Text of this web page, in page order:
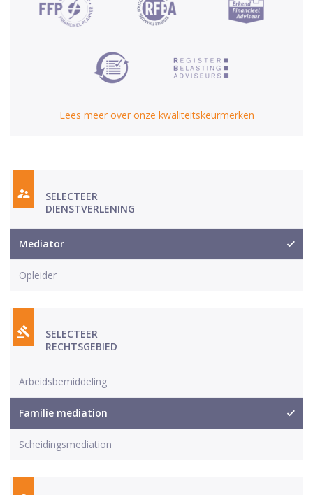
Lees meer over onze kwaliteitskeurmerken
SELECTEER
DIENSTVERLENING
Mediator
Opleider
SELECTEER
RECHTSGEBIED
Arbeidsbemiddeling
Familie mediation
Scheidingsmediation